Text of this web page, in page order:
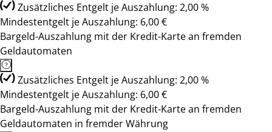
Zusätzliches Entgelt je Auszahlung: 2,00 %
Mindestentgelt je Auszahlung: 6,00 €
Bargeld-Auszahlung mit der Kredit-Karte an fremden
Geldautomaten
Zusätzliches Entgelt je Auszahlung: 2,00 %
Mindestentgelt je Auszahlung: 6,00 €
Bargeld-Auszahlung mit der Kredit-Karte an fremden
Geldautomaten in fremder Währung